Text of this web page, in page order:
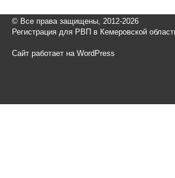
© Все права защищены, 2012-2026
Регистрация для РВП в Кемеровской
Сайт работает на WordPress